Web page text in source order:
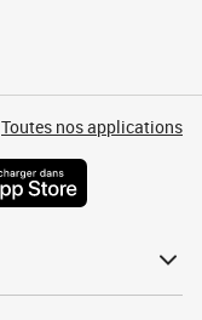
Toutes nos applications